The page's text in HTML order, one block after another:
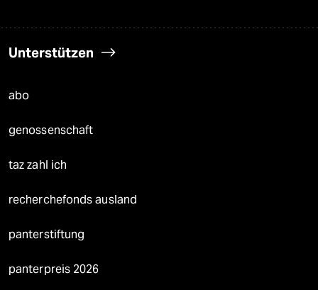
Unterstützen
abo
genossenschaft
taz zahl ich
recherchefonds ausland
panterstiftung
panterpreis 2026